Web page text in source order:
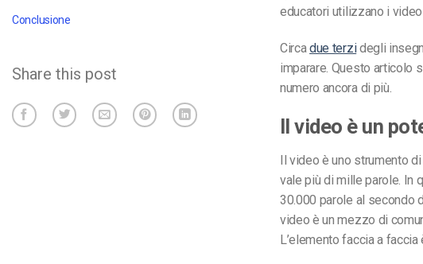
Conclusione
Share this post
educatori utilizzano i video
Circadue terzidegli
imparare. Questo articolo
numero ancora di più.
Il video è un
Il video è uno strumento
vale più di mille parole. In
30.000 parole al secondo
video è un mezzo di
L’elemento faccia a